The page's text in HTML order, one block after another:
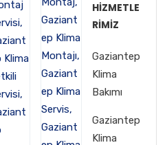
HIZMETLE
RIMIZ
Gaziantep
Klima
Bakımı
Gaziantep
Klima